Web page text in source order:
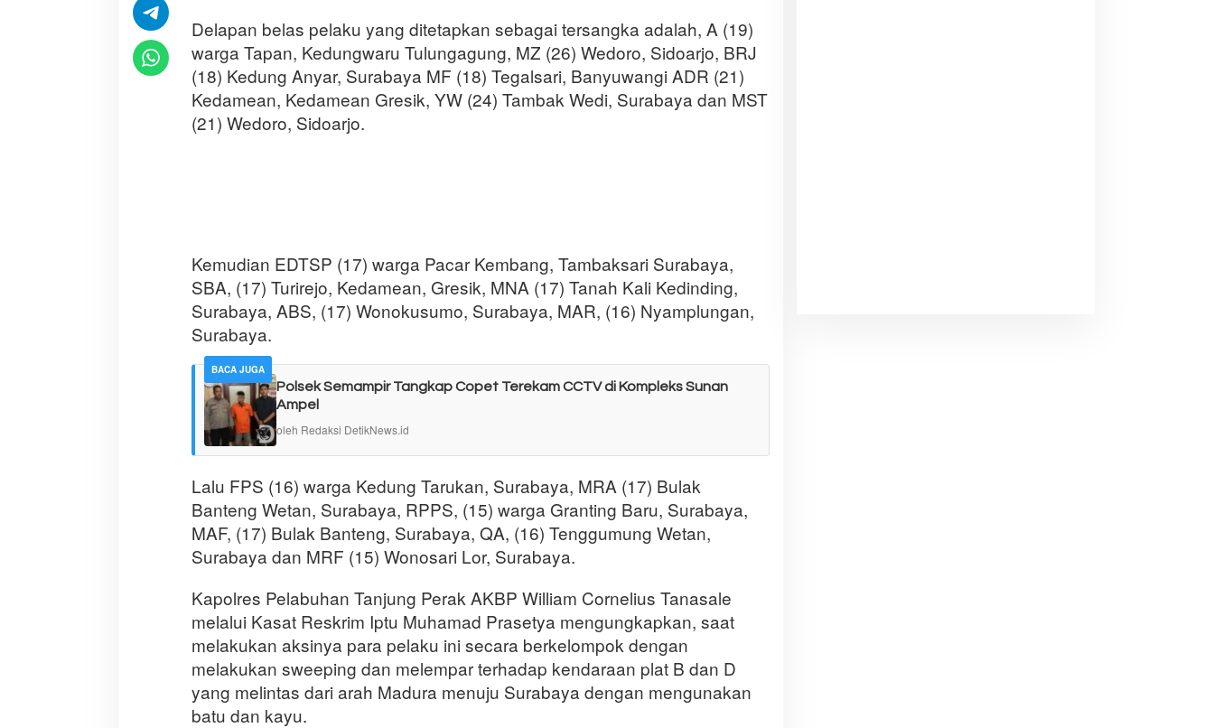
Delapan belas pelaku yang ditetapkan sebagai tersangka adalah, A (19)
warga Tapan, Kedungwaru Tulungagung, MZ (26) Wedoro, Sidoarjo, BRJ
(18) Kedung Anyar, Surabaya MF (18) Tegalsari, Banyuwangi ADR (21)
Kedamean, Kedamean Gresik, YW (24) Tambak Wedi, Surabaya dan MST
(21) Wedoro, Sidoarjo.
Kemudian EDTSP (17) warga Pacar Kembang, Tambaksari Surabaya,
SBA, (17) Turirejo, Kedamean, Gresik, MNA (17) Tanah Kali Kedinding,
Surabaya, ABS, (17) Wonokusumo, Surabaya, MAR, (16) Nyamplungan,
Surabaya.
BACA JUGA
Polsek Semampir Tangkap Copet Terekam CCTV di Kompleks Sunan
Ampel
oleh Redaksi DetikNews.id
Lalu FPS (16) warga Kedung Tarukan, Surabaya, MRA (17) Bulak
Banteng Wetan, Surabaya, RPPS, (15) warga Granting Baru, Surabaya,
MAF, (17) Bulak Banteng, Surabaya, QA, (16) Tenggumung Wetan,
Surabaya dan MRF (15) Wonosari Lor, Surabaya.
Kapolres Pelabuhan Tanjung Perak AKBP William Cornelius Tanasale
melalui Kasat Reskrim Iptu Muhamad Prasetya mengungkapkan, saat
melakukan aksinya para pelaku ini secara berkelompok dengan
melakukan sweeping dan melempar terhadap kendaraan plat B dan D
yang melintas dari arah Madura menuju Surabaya dengan mengunakan
batu dan kayu.